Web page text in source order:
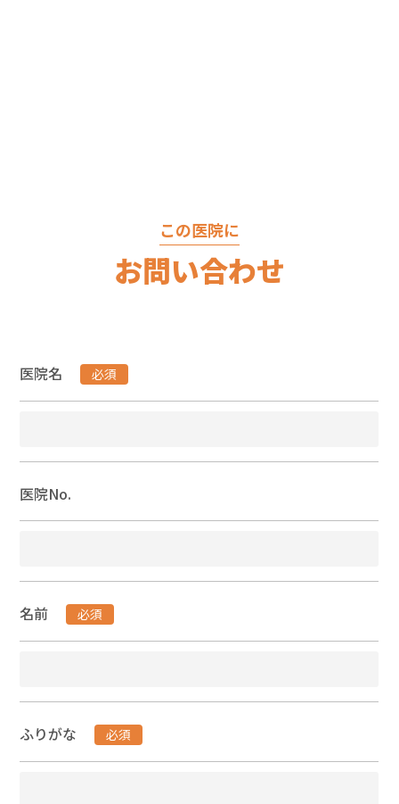
この医院に
お問い合わせ
医院名 必須
医院No.
名前 必須
ふりがな 必須